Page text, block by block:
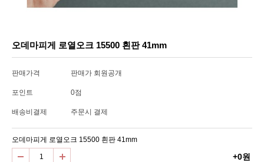
오데마피게 로열오크 15500 흰판 41mm
판매가격 판매가 회원공개
포인트 0점
배송비결제 주문시 결제
오데마피게 로열오크 15500 흰판 41mm
+0원